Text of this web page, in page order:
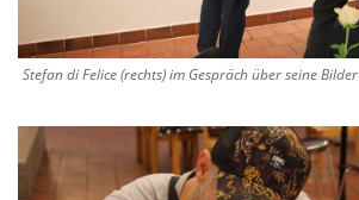
Stefan di Felice (rechts) im Gespräch über seine Bilder